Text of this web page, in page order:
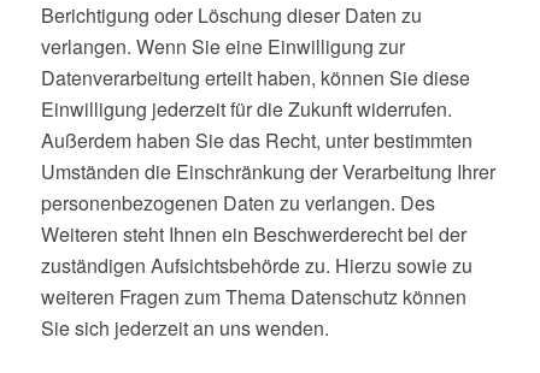
Berichtigung oder Löschung dieser Daten zu
verlangen. Wenn Sie eine Einwilligung zur
Datenverarbeitung erteilt haben, können Sie diese
Einwilligung jederzeit für die Zukunft widerrufen.
Außerdem haben Sie das Recht, unter bestimmten
Umständen die Einschränkung der Verarbeitung Ihrer
personenbezogenen Daten zu verlangen. Des
Weiteren steht Ihnen ein Beschwerderecht bei der
zuständigen Aufsichtsbehörde zu. Hierzu sowie zu
weiteren Fragen zum Thema Datenschutz können
Sie sich jederzeit an uns wenden.